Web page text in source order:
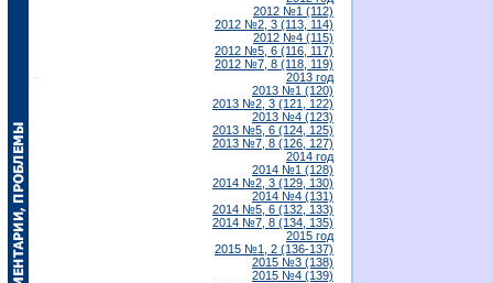
2012 №1 (112)
2012 №2, 3 (113, 114)
2012 №4 (115)
2012 №5, 6 (116, 117)
2012 №7, 8 (118, 119)
2013 год
2013 №1 (120)
2013 №2, 3 (121, 122)
2013 №4 (123)
2013 №5, 6 (124, 125)
2013 №7, 8 (126, 127)
2014 год
2014 №1 (128)
2014 №2, 3 (129, 130)
2014 №4 (131)
2014 №5, 6 (132, 133)
2014 №7, 8 (134, 135)
2015 год
2015 №1, 2 (136-137)
2015 №3 (138)
2015 №4 (139)